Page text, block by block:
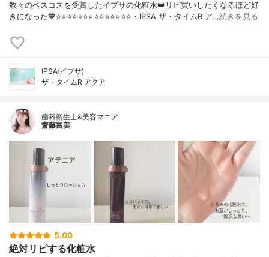
数々のベスコスを受賞したイプサの化粧水👑リピ買いしたくなるほど好
きになった💙⭐️⭐️⭐️⭐️⭐️⭐️⭐️⭐️⭐️⭐️⭐️⭐️⭐️⭐️・IPSA ザ・タイムR ア…続きを見る
IPSA(イプサ)
ザ・タイムR アクア
歯科衛生士&美容マニア
齋藤富美
5.00
絶対リピする化粧水